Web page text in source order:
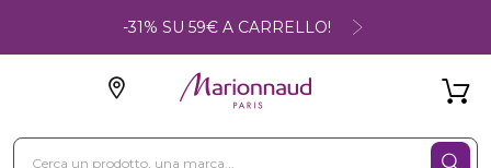
-31% SU 59€ A CARRELLO!